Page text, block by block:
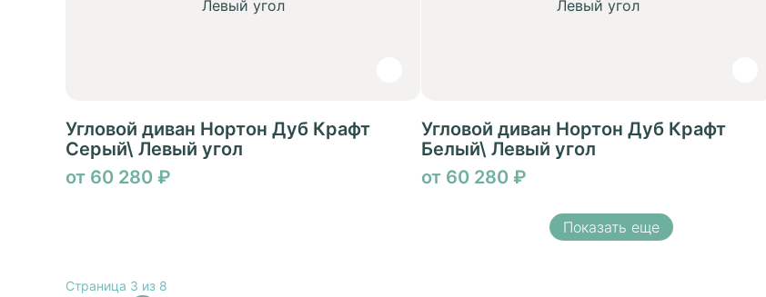
Угловой диван Нортон Дуб Крафт
Серый\ Левый угол
от 60 280 ₽
Угловой диван Нортон Дуб Крафт
Белый\ Левый угол
от 60 280 ₽
Показать еще
Страница 3 из 8